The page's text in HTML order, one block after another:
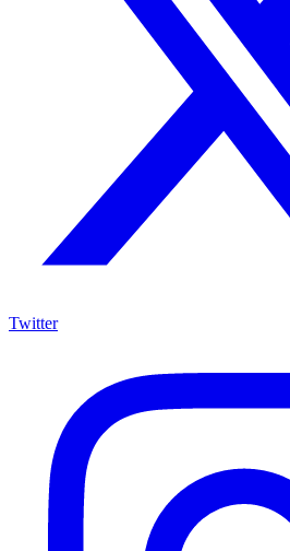
Twitter